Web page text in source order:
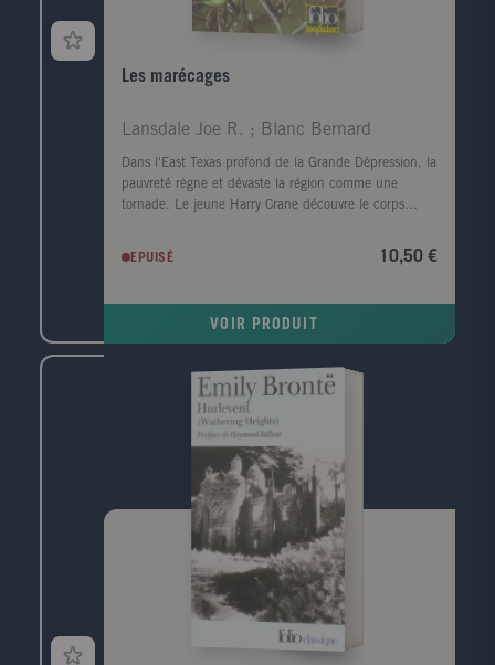
Les marécages
Lansdale Joe R. ; Blanc Bernard
Dans l'East Texas profond de la Grande Dépression, la
pauvreté règne et dévaste la région comme une
tornade. Le jeune Harry Crane découvre le corps
Sabine. Il est convaincu que le meurtre est l'oeuvre
de l'Homme-chèvre, un monstre de légende. Le
EPUISÉ 10,50 €
VOIR PRODUIT